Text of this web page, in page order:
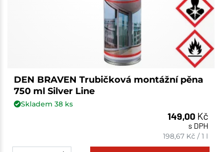
DEN BRAVEN Trubičková montážní pěna
750 ml Silver Line
Skladem 38ks
149,00 Kč
s DPH
198,67 Kč /1 l